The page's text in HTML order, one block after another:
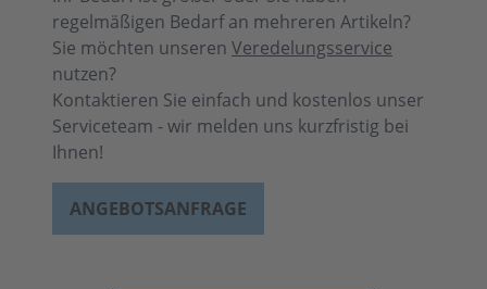
regelmäßigen Bedarf an mehreren Artikeln?
Sie möchten unseren Veredelungsservice
nutzen?
Kontaktieren Sie einfach und kostenlos unser
Serviceteam - wir melden uns kurzfristig bei
Ihnen!
ANGEBOTSANFRAGE